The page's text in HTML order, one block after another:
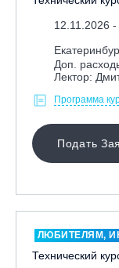
12.11.2026
Доп.
Лектор:
Программа
Подать
ЛЮБИТЕЛЯМ,
Технический